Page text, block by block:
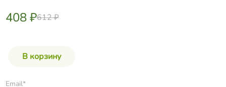
408 ₽612 ₽
Email*